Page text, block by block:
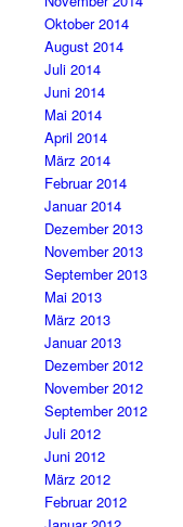
Oktober 2014
August 2014
Juli 2014
Juni 2014
Mai 2014
April 2014
März 2014
Februar 2014
Januar 2014
Dezember 2013
November 2013
September 2013
Mai 2013
März 2013
Januar 2013
Dezember 2012
November 2012
September 2012
Juli 2012
Juni 2012
März 2012
Februar 2012